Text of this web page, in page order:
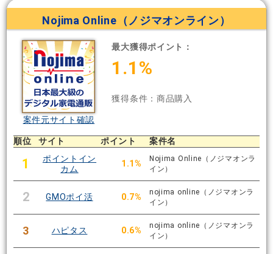
Nojima Online（ノジマオンライン）
案件元サイト確認
最大獲得ポイント：
1.1%
獲得条件：商品購入
順位 サイト ポイント 案件名
1
ポイントイン
カム
1.1%
Nojima Online（ノジマオンラ
イン）
2 GMOポイ活 0.7%
nojima online（ノジマオンラ
イン）
3 ハピタス 0.6%
nojima online（ノジマオンラ
イン）